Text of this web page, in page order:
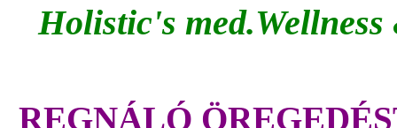
Holistic's
REGNÁLÓ